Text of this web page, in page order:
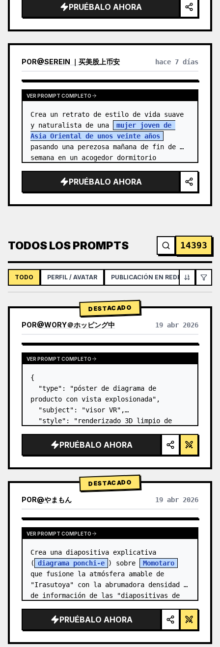
{argument name="character name"
default="…
PRUÉBALO AHORA
POR@SEREIN ｜买美股上币安 hace 7 días
VER PROMPT COMPLETO
Crea un retrato de estilo de vida suave
y naturalista de una
mujer joven de
Asia Oriental de unos veinte años
pasando una perezosa mañana de fin de
semana en un acogedor dormitorio
PRUÉBALO AHORA
TODOS LOS PROMPTS 14393
TODO PERFIL / AVATAR PUBLICACIÓN EN REDES SOCIALES
DESTACADO
POR@WORY＠ホッピング中 19 abr 2026
VER PROMPT COMPLETO
{
  "type": "póster de diagrama de
producto con vista explosionada",
  "subject": "visor VR",
  "style": "renderizado 3D limpio de
detalles brillantes",
  "background": "{argument
PRUÉBALO AHORA
DESTACADO
POR@やまもん 19 abr 2026
VER RESULTADOS DE OTROS MODELOS
VER PROMPT COMPLETO
Crea una diapositiva explicativa
( diagrama ponchi-e ) sobre
Momotaro
que fusione la atmósfera amable de
"Irasutoya" con la abrumadora densidad
de información de las "diapositivas de
PRUÉBALO AHORA